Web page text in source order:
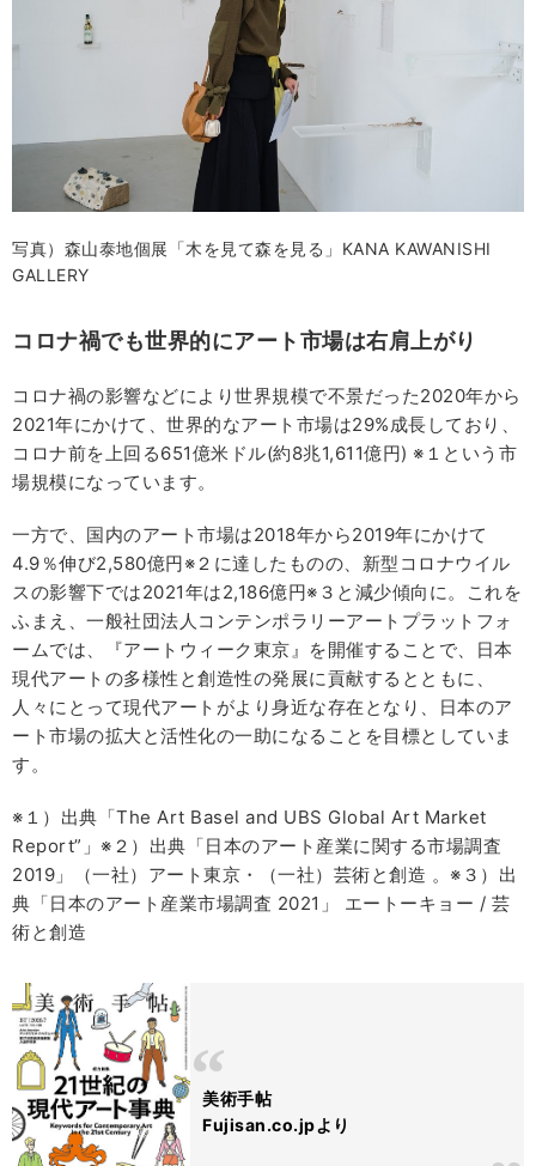
写真）森山泰地個展「木を見て森を見る」KANA KAWANISHI
GALLERY
コロナ禍でも世界的にアート市場は右肩上がり
コロナ禍の影響などにより世界規模で不景だった2020年から
2021年にかけて、世界的なアート市場は29%成長しており、
コロナ前を上回る651億米ドル(約8兆1,611億円) ※１という市
場規模になっています。
一方で、国内のアート市場は2018年から2019年にかけて
4.9％伸び2,580億円※２に達したものの、新型コロナウイル
スの影響下では2021年は2,186億円※３と減少傾向に。これを
ふまえ、一般社団法人コンテンポラリーアートプラットフォ
ームでは、『アートウィーク東京』を開催することで、日本
現代アートの多様性と創造性の発展に貢献するとともに、
人々にとって現代アートがより身近な存在となり、日本のア
ート市場の拡大と活性化の一助になることを目標としていま
す。
※１）出典「The Art Basel and UBS Global Art Market
Report”」※２）出典「日本のアート産業に関する市場調査
2019」（一社）アート東京・（一社）芸術と創造 。※３）出
典「日本のアート産業市場調査 2021」 エートーキョー / 芸
術と創造
美術手帖
Fujisan.co.jpより